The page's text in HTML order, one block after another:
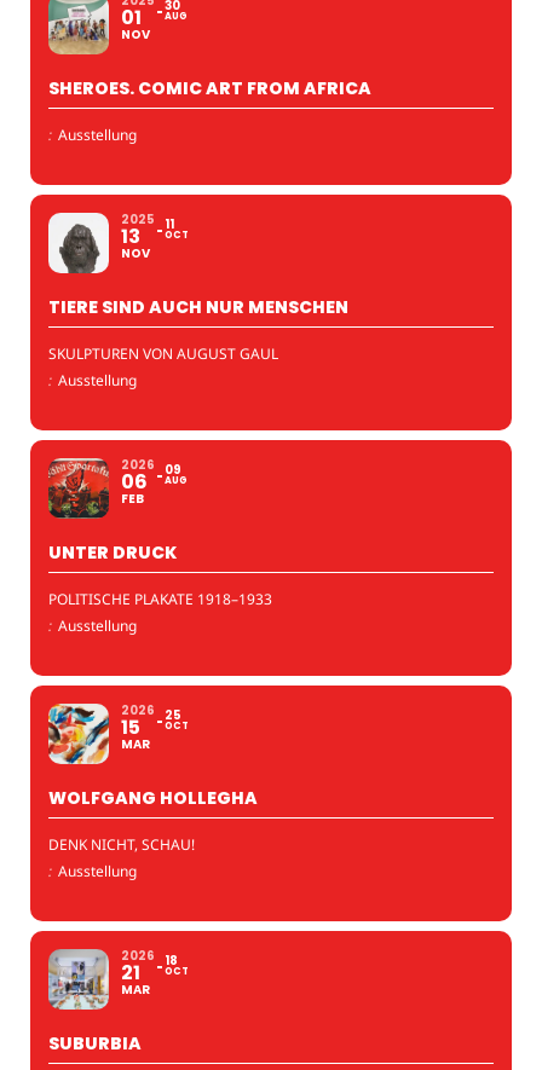
01
NOV
30
AUG
SHEROES. COMIC ART FROM AFRICA
: Ausstellung
2025
13
NOV
11
OCT
TIERE SIND AUCH NUR MENSCHEN
SKULPTUREN VON AUGUST GAUL
: Ausstellung
2026
06
FEB
09
AUG
UNTER DRUCK
POLITISCHE PLAKATE 1918–1933
: Ausstellung
2026
15
MAR
25
OCT
WOLFGANG HOLLEGHA
DENK NICHT, SCHAU!
: Ausstellung
2026
21
MAR
18
OCT
SUBURBIA